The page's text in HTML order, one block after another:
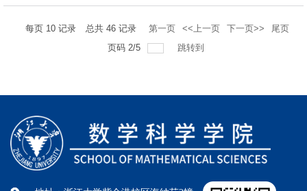
每页 10记录 总共 46记录 第一页 <<上一页 下一页>>
尾页
页码 2/5 跳转到